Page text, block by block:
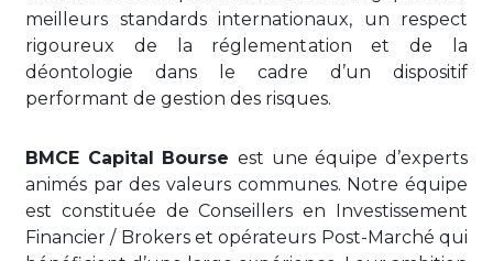
meilleurs standards internationaux, un respect
rigoureux de la réglementation et de la
déontologie dans le cadre d’un dispositif
performant de gestion des risques.
BMCE Capital Bourse est une équipe d’experts
animés par des valeurs communes. Notre équipe
est constituée de Conseillers en Investissement
Financier / Brokers et opérateurs Post-Marché qui